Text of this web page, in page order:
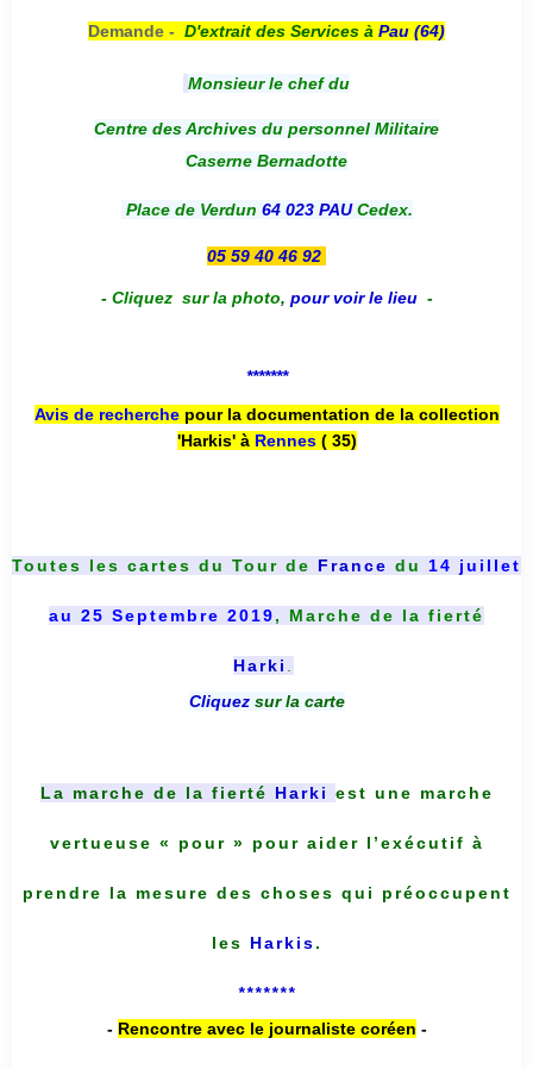
Demande - D'extrait des Services à Pau (64)
Monsieur le chef du
Centre des Archives du personnel Militaire
Caserne Bernadotte
Place de Verdun 64 023 PAUCedex.
05 59 40 46 92
- Cliquez sur la photo, pour voir le lieu -
*******
Avis de recherche pour la documentation de la collection
'Harkis' à Rennes( 35)
Toutes les cartes du Tour de France du 14 juillet
au 25 Septembre 2019, Marche de la fierté
Harki
Cliquez sur la carte
La marche de la fierté Harki est une marche
vertueuse « pour » pour aider l’exécutif à
prendre la mesure des choses qui préoccupent
les Harkis.
*******
- Rencontre avec le journaliste coréen -